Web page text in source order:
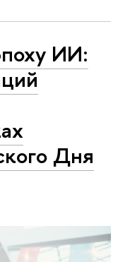
ИИ:
Дня